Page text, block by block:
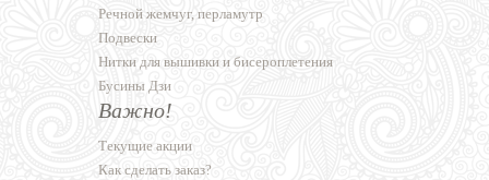
Речной жемчуг, перламутр
Подвески
Нитки для вышивки и бисероплетения
Бусины Дзи
Важно!
Текущие акции
Как сделать заказ?